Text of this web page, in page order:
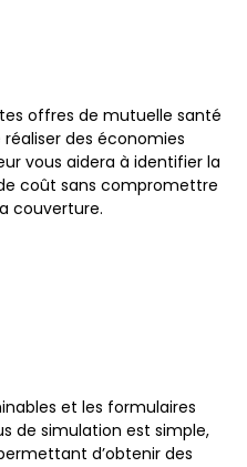
offres de mutuelle santé
des économies
vous aidera à identifier la
coût sans compromettre
couverture.
et les formulaires
de simulation est simple,
d’obtenir des